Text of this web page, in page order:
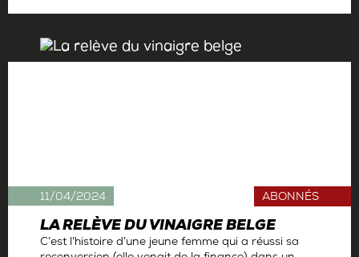
LA RELÈVE DU VINAIGRE BELGE
ABONNÉS
C’est l’histoire d’une jeune femme qui a réussi sa
11/04/2024